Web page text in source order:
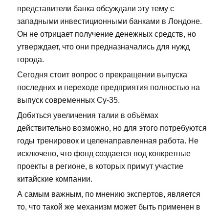
представители банка обсуждали эту тему с
западными инвестиционными банками в Лондоне.
Он не отрицает получение денежных средств, но
утверждает, что они предназначались для нужд
города.
Сегодня стоит вопрос о прекращении выпуска
последних и переходе предприятия полностью на
выпуск современных Су-35.
Добиться увеличения талии в объёмах
действительно возможно, но для этого потребуются
годы тренировок и целенаправленная работа. Не
исключено, что фонд создается под конкретные
проекты в регионе, в которых примут участие
китайские компании.
А самым важным, по мнению экспертов, является
то, что такой же механизм может быть применен в